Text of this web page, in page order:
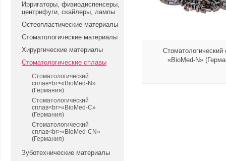
Ирригаторы, физиодиспенсеры,
центрифуги, скайлеры, лампы
Остеопластические материалы
Стоматологические материалы
Хирургические материалы
Стоматологические сплавы
Стоматологический
сплав<br>«BioMed-N»
(Германия)
Стоматологический
сплав<br>«BioMed-C»
(Германия)
Стоматологический
сплав<br>«BioMed-CN»
(Германия)
Зуботехнические материалы
Стоматологический
«BioMed-N»